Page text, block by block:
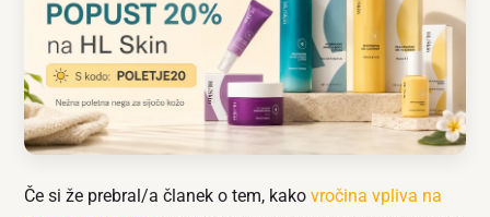
Če si že prebral/a članek o tem, kakovročina vpliva na